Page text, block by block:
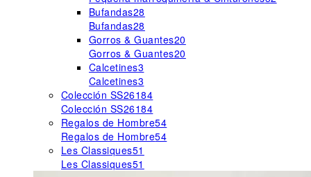
Bufandas28
Bufandas28
Gorros & Guantes20
Gorros & Guantes20
Calcetines3
Calcetines3
Colección SS26184
Colección SS26184
Regalos de Hombre54
Regalos de Hombre54
Les Classiques51
Les Classiques51